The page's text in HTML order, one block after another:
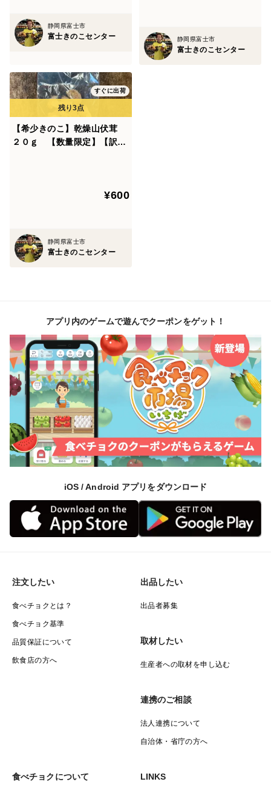
静岡県富士市
富士きのこセンター 静岡県富士市
富士きのこセンター
すぐに出荷
【希少きのこ】乾燥山伏茸
２０ｇ 【数量限定】【訳あ
¥600
静岡県富士市
富士きのこセンター
アプリ内のゲームで遊んでクーポンをゲット！
iOS / Android アプリをダウンロード
注文したい
食べチョクとは？
食べチョク基準
品質保証について
飲食店の方へ
出品したい
出品者募集
取材したい
生産者への取材を申し込む
連携のご相談
法人連携について
自治体・省庁の方へ
食べチョクについて LINKS